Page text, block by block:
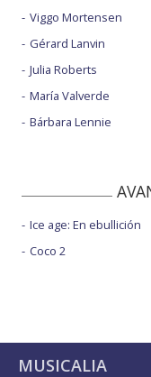
Viggo Mortensen
Gérard Lanvin
Julia Roberts
María Valverde
Bárbara Lennie
Ice age: En ebullición
Coco 2
MUSICALIA